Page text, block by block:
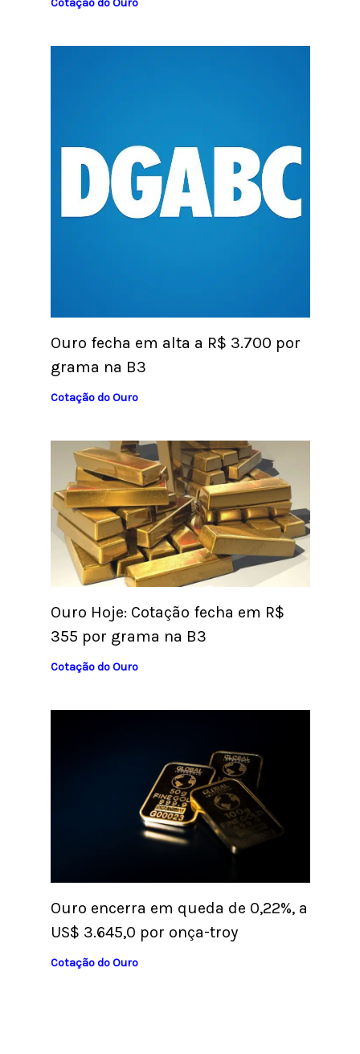
Ouro fecha em alta a R$ 3.700 por
grama na B3
Cotação do Ouro
Ouro Hoje: Cotação fecha em R$
355 por grama na B3
Cotação do Ouro
Ouro encerra em queda de 0,22%, a
US$ 3.645,0 por onça-troy
Cotação do Ouro